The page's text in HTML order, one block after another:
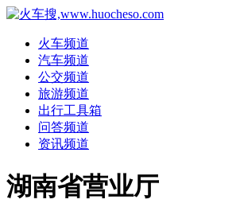
火车频道
汽车频道
公交频道
旅游频道
出行工具箱
问答频道
资讯频道
湖南省营业厅